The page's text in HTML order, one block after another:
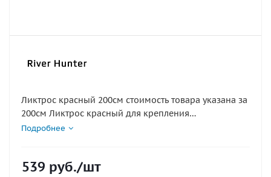
Ликтрос красный 200см стоимость товара указана за
200см Ликтрос красный для крепления
банок(сидений), УКБ на лодку. площадь приклейки
специальный шнур, который приклеивается к
Подробнее
539 руб./шт